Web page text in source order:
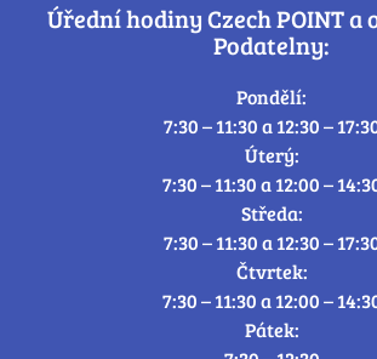
Úřední hodiny Czech POINT a
Podatelny:
Pondělí:
7:30 – 11:30 a 12:30 –
Úterý:
7:30 – 11:30 a 12:00 –
Středa:
7:30 – 11:30 a 12:30 –
Čtvrtek:
7:30 – 11:30 a 12:00 –
Pátek: